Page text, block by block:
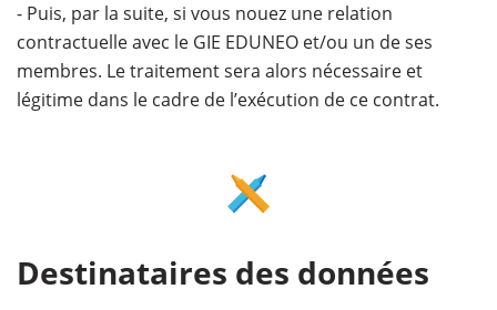
- Puis, par la suite, si vous nouez une relation
contractuelle avec le GIE EDUNEO et/ou un de ses
membres. Le traitement sera alors nécessaire et
légitime dans le cadre de l’exécution de ce contrat.
Destinataires des données